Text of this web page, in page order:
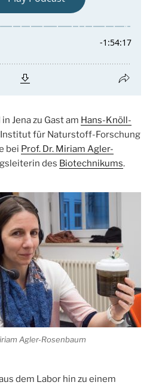
Jena zu Gast am Hans-Knöll-
für Naturstoff-Forschung
bei Prof. Dr. Miriam Agler-
des Biotechnikums.
Agler-Rosenbaum
dem Labor hin zu einem